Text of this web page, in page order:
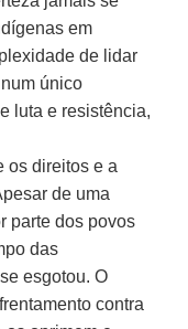
em
de lidar
único
luta e resistência,
os direitos e a
de uma
parte dos povos
das
esgotou. O
contra